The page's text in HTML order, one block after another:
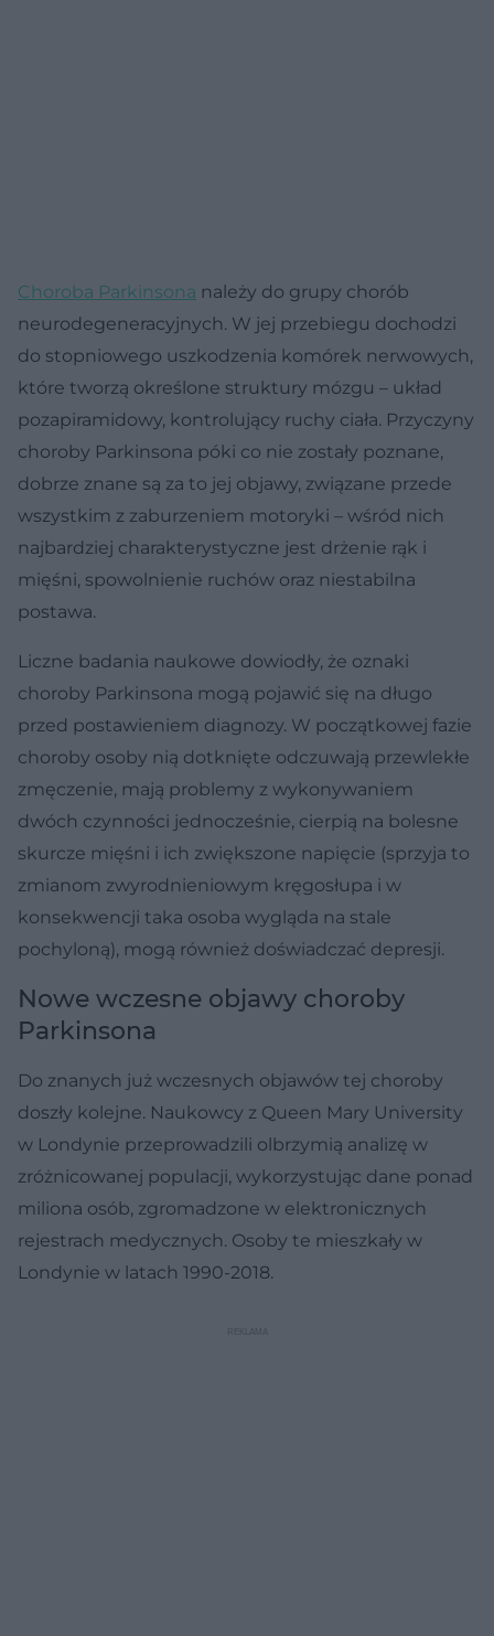
Choroba Parkinsona należy do grupy chorób
neurodegeneracyjnych. W jej przebiegu dochodzi
do stopniowego uszkodzenia komórek nerwowych,
które tworzą określone struktury mózgu – układ
pozapiramidowy, kontrolujący ruchy ciała. Przyczyny
choroby Parkinsona póki co nie zostały poznane,
dobrze znane są za to jej objawy, związane przede
wszystkim z zaburzeniem motoryki – wśród nich
najbardziej charakterystyczne jest drżenie rąk i
mięśni, spowolnienie ruchów oraz niestabilna
postawa.
Liczne badania naukowe dowiodły, że oznaki
choroby Parkinsona mogą pojawić się na długo
przed postawieniem diagnozy. W początkowej fazie
choroby osoby nią dotknięte odczuwają przewlekłe
zmęczenie, mają problemy z wykonywaniem
dwóch czynności jednocześnie, cierpią na bolesne
skurcze mięśni i ich zwiększone napięcie (sprzyja to
zmianom zwyrodnieniowym kręgosłupa i w
konsekwencji taka osoba wygląda na stale
pochyloną), mogą również doświadczać depresji.
Nowe wczesne objawy choroby
Parkinsona
Do znanych już wczesnych objawów tej choroby
doszły kolejne. Naukowcy z Queen Mary University
w Londynie przeprowadzili olbrzymią analizę w
zróżnicowanej populacji, wykorzystując dane ponad
miliona osób, zgromadzone w elektronicznych
rejestrach medycznych. Osoby te mieszkały w
Londynie w latach 1990-2018.